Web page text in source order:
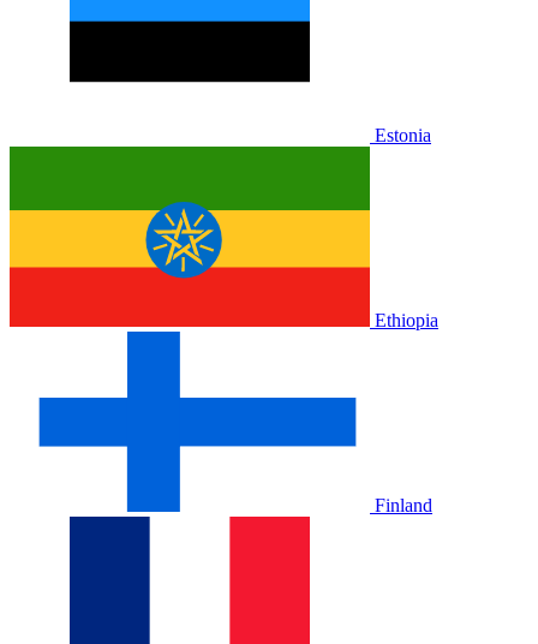
Estonia
Ethiopia
Finland